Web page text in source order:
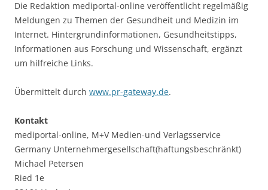
Die Redaktion mediportal-online veröffentlicht regelmäßig
Meldungen zu Themen der Gesundheit und Medizin im
Internet. Hintergrundinformationen, Gesundheitstipps,
Informationen aus Forschung und Wissenschaft, ergänzt
um hilfreiche Links.
Übermittelt durch www.pr-gateway.de.
Kontakt
mediportal-online, M+V Medien-und Verlagsservice
Germany Unternehmergesellschaft(haftungsbeschränkt)
Michael Petersen
Ried 1e